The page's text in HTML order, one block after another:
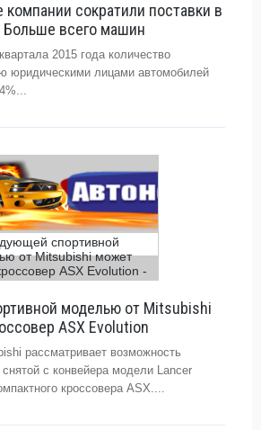
сократили поставки в
Больше всего машин
2015 года количество
юридическими лицами автомобилей
моделью от Mitsubishi
ASX Evolution
рассматривает возможность
с конвейера модели Lancer
кроссовера ASX....